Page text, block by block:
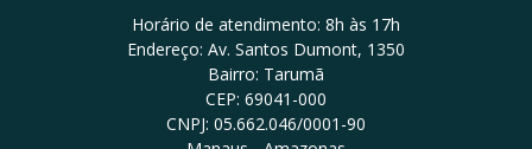
Horário de atendimento: 8h às 17h
Endereço: Av. Santos Dumont, 1350
Bairro: Tarumã
CEP: 69041-000
CNPJ: 05.662.046/0001-90